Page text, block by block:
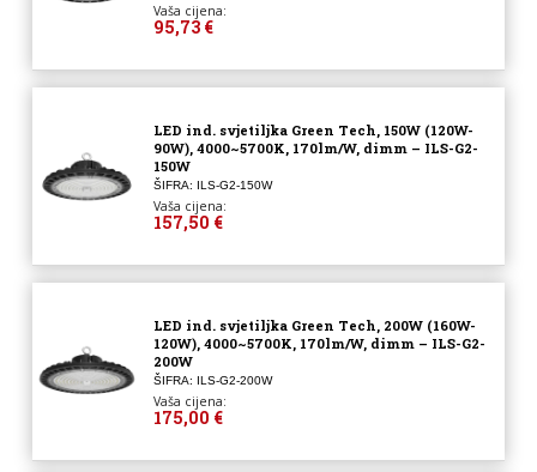
Vaša cijena:
95,73 €
LED ind. svjetiljka Green Tech, 150W (120W-
90W), 4000~5700K, 170lm/W, dimm – ILS-G2-
150W
ŠIFRA: ILS-G2-150W
Vaša cijena:
157,50 €
LED ind. svjetiljka Green Tech, 200W (160W-
120W), 4000~5700K, 170lm/W, dimm – ILS-G2-
200W
ŠIFRA: ILS-G2-200W
Vaša cijena:
175,00 €